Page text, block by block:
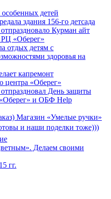
детей
здания 156-го детсада
Курман айт
РЦ «Оберег»
отдых детям с
здоровья на
капремонт
центра «Оберег»
День защиты
и ОБФ Help
Магазин «Умелые ручки»
и наши поделки тоже)))
Делаем своими
гг.